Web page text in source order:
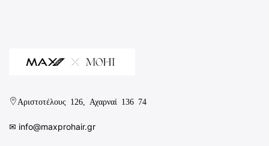
Αριστοτέλους 126, Αχαρναί 136 74
✉︎ info@maxprohair.gr